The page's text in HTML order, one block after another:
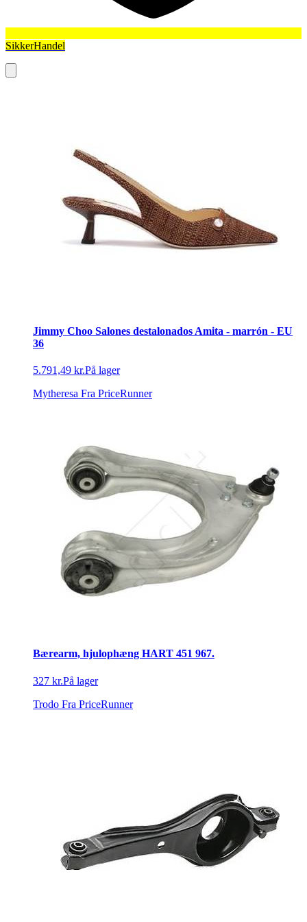
SikkerHandel
Jimmy Choo Salones destalonados Amita - marrón - EU
36
5.791,49 kr.På lager
Mytheresa Fra PriceRunner
Bærearm, hjulophæng HART 451 967.
327 kr.På lager
Trodo Fra PriceRunner